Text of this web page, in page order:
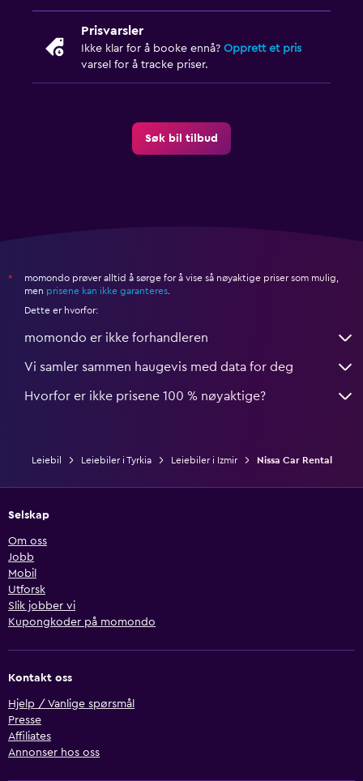
Prisvarsler
Ikke klar for å booke ennå? Opprett et pris
varsel for å tracke priser.
Søk bil tilbud
*
momondo prøver alltid å sørge for å vise så nøyaktige priser som mulig,
men prisene kan ikke garanteres.
Dette er hvorfor:
momondo er ikke forhandleren
Vi samler sammen haugevis med data for deg
Hvorfor er ikke prisene 100 % nøyaktige?
Leiebil Leiebiler i Tyrkia Leiebiler i Izmir Nissa Car Rental
Selskap
Om oss
Jobb
Mobil
Utforsk
Slik jobber vi
Kupongkoder på momondo
Kontakt oss
Hjelp / Vanlige spørsmål
Presse
Affiliates
Annonser hos oss